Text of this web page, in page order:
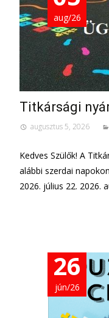
aug/26
Titkársági
augusztus 5, 2026
Kedves Szülők! A
alábbi szerdai
2026. július 22. 2026.
26
jún/26